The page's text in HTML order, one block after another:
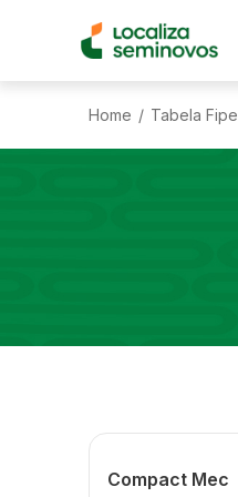
Home / Tabela Fipe
Compact Mec